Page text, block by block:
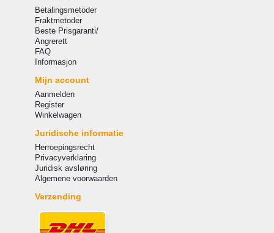
Betalingsmetoder
Fraktmetoder
Beste Prisgaranti/
Angrerett
FAQ
Informasjon
Mijn account
Aanmelden
Register
Winkelwagen
Juridische informatie
Herroepingsrecht
Privacyverklaring
Juridisk avsløring
Algemene voorwaarden
Verzending